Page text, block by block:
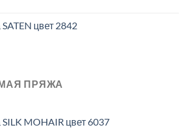
цвет 2842
ПРЯЖА
MOHAIR цвет 6037